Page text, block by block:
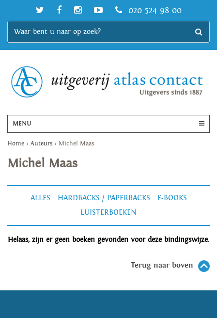
020 524 98 00
MENU
Home > Auteurs > Michel Maas
Michel Maas
ALLES HARDBACKS / PAPERBACKS
E-BOOKS
LUISTERBOEKEN
Helaas, zijn er geen boeken gevonden voor deze bindingswijze.
Terug naar boven